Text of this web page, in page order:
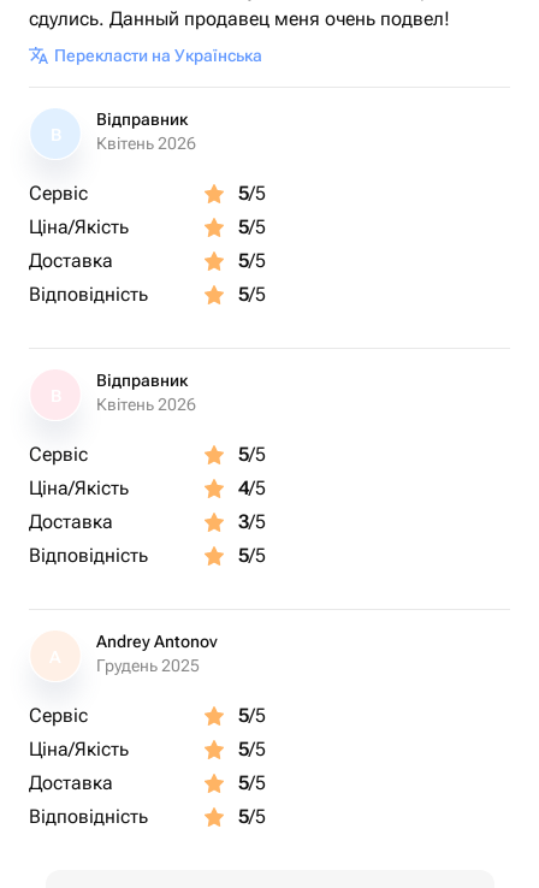
сдулись. Данный продавец меня очень подвел!
Перекласти на Українська
В
Відправник
Квітень 2026
Сервіс 5/5
Ціна/Якість
5/5
Доставка
5/5
Відповідність
5/5
Відправник
Квітень 2026
Сервіс 5/5
Ціна/Якість
4/5
Доставка
3/5
Відповідність
5/5
A
Andrey Antonov
Грудень 2025
Сервіс 5/5
Ціна/Якість
5/5
Доставка
5/5
Відповідність
5/5